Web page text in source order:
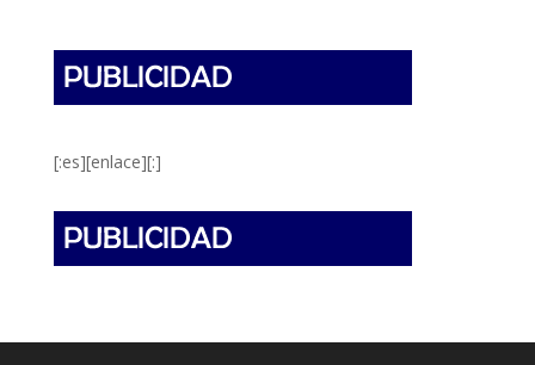
[:es][enlace][:]